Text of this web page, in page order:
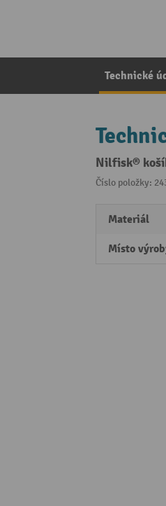
Technické
Nilfisk®
Číslo položky:
Materiál
Místo